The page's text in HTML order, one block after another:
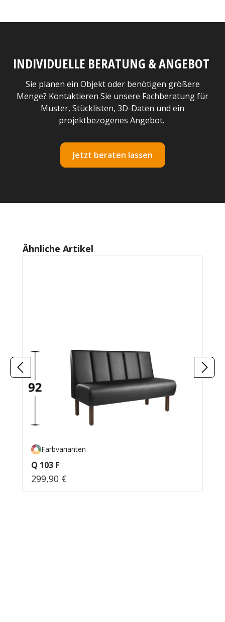
INDIVIDUELLE BERATUNG & ANGEBOT
Sie planen ein Objekt oder benötigen größere
Menge? Kontaktieren Sie unsere Fachberatung für
Muster, Stücklisten, 3D-Daten und ein
projektbezogenes Angebot.
Jetzt beraten lassen
Produktgalerie überspringen
Ähnliche Artikel
Farbvarianten
Q 103 F
Regulärer Preis:
299,90 €